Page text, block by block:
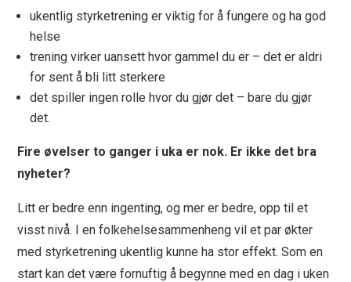
ukentlig styrketrening er viktig for å fungere og ha god
helse
trening virker uansett hvor gammel du er – det er aldri
for sent å bli litt sterkere
det spiller ingen rolle hvor du gjør det – bare du gjør
det.
Fire øvelser to ganger i uka er nok. Er ikke det bra
nyheter?
Litt er bedre enn ingenting, og mer er bedre, opp til et
visst nivå. I en folkehelsesammenheng vil et par økter
med styrketrening ukentlig kunne ha stor effekt. Som en
start kan det være fornuftig å begynne med en dag i uken